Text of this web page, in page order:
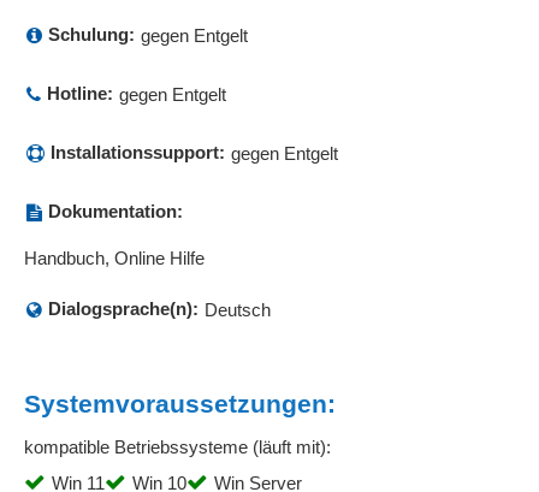
Weiterbildungsmanagement
Wiedervorlagen
Word-Schnittstelle
Zahlungsausgänge
Zahlungsverkehr
Zertifikatsmanagement
Zeugnisse
Zimmerbuchung
ZUGFeRD
Schulung: gegen Entgelt
Hotline: gegen Entgelt
Installationssupport: gegen Entgelt
Dokumentation:
Handbuch, Online Hilfe
Dialogsprache(n): Deutsch
Systemvoraussetzungen:
kompatible Betriebssysteme (läuft mit):
Win 11
Win 10 Win Server